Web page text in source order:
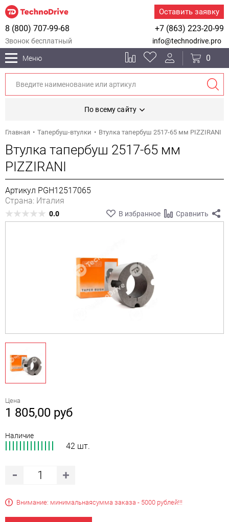
Оставить заявку
+7 (863) 223-20-99
8 (800) 707-99-68
Звонок бесплатный info@technodrive.pro
Меню 0
По всему сайту
Главная Тапербуш-втулки Втулка тапербуш 2517-65 мм PIZZIRANI
Втулка тапербуш 2517-65 мм
PIZZIRANI
Артикул PGH12517065
Страна: Италия
0.0 В избранное Сравнить
Цена
1 805,00 руб
Наличие
42 шт.
Внимание: минимальнаясумма заказа - 5000 рублей!!!